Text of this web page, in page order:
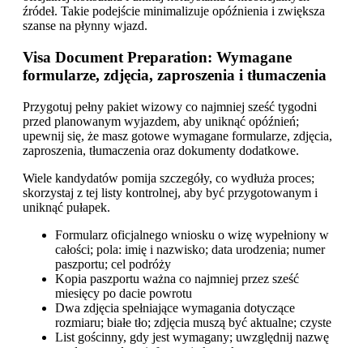
źródeł. Takie podejście minimalizuje opóźnienia i zwiększa
szanse na płynny wjazd.
Visa Document Preparation: Wymagane
formularze, zdjęcia, zaproszenia i tłumaczenia
Przygotuj pełny pakiet wizowy co najmniej sześć tygodni
przed planowanym wyjazdem, aby uniknąć opóźnień;
upewnij się, że masz gotowe wymagane formularze, zdjęcia,
zaproszenia, tłumaczenia oraz dokumenty dodatkowe.
Wiele kandydatów pomija szczegóły, co wydłuża proces;
skorzystaj z tej listy kontrolnej, aby być przygotowanym i
uniknąć pułapek.
Formularz oficjalnego wniosku o wizę wypełniony w
całości; pola: imię i nazwisko; data urodzenia; numer
paszportu; cel podróży
Kopia paszportu ważna co najmniej przez sześć
miesięcy po dacie powrotu
Dwa zdjęcia spełniające wymagania dotyczące
rozmiaru; białe tło; zdjęcia muszą być aktualne; czyste
List gościnny, gdy jest wymagany; uwzględnij nazwę